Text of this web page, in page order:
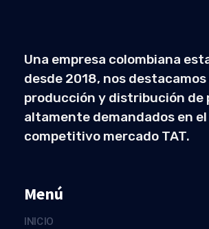
Una empresa colombiana
desde 2018, nos destacamos
producción y distribución de
altamente demandados en el
competitivo mercado TAT.
Menú
INICIO